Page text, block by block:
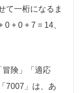
て一桁になるま
+ 0 + 7 = 14、
冒険」「適応
7007」は、あ